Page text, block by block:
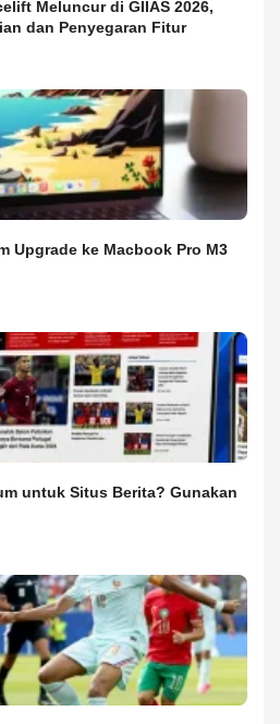
Meluncur di GIIAS 2026,
dan Penyegaran Fitur
Upgrade ke Macbook Pro M3
untuk Situs Berita? Gunakan